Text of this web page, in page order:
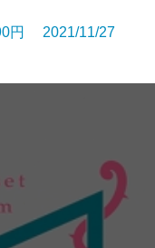
円 2021/11/27